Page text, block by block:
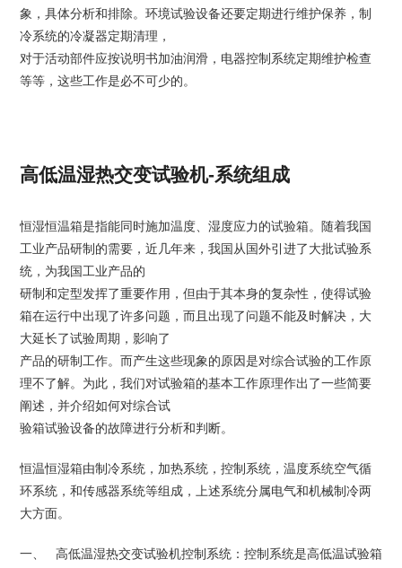
象，具体分析和排除。环境试验设备还要定期进行维护保养，制
冷系统的冷凝器定期清理，
对于活动部件应按说明书加油润滑，电器控制系统定期维护检查
等等，这些工作是必不可少的。
高低温湿热交变试验机-系统组成
恒湿恒温箱是指能同时施加温度、湿度应力的试验箱。随着我国
工业产品研制的需要，近几年来，我国从国外引进了大批试验系
统，为我国工业产品的
研制和定型发挥了重要作用，但由于其本身的复杂性，使得试验
箱在运行中出现了许多问题，而且出现了问题不能及时解决，大
大延长了试验周期，影响了
产品的研制工作。而产生这些现象的原因是对综合试验的工作原
理不了解。为此，我们对试验箱的基本工作原理作出了一些简要
阐述，并介绍如何对综合试
验箱试验设备的故障进行分析和判断。
恒温恒湿箱由制冷系统，加热系统，控制系统，温度系统空气循
环系统，和传感器系统等组成，上述系统分属电气和机械制冷两
大方面。
一、 高低温湿热交变试验机控制系统：控制系统是高低温试验箱